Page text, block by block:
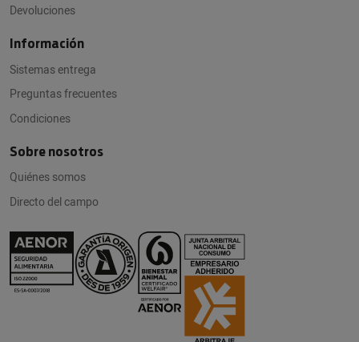
Devoluciones
Información
Sistemas entrega
Preguntas frecuentes
Condiciones
Sobre nosotros
Quiénes somos
Directo del campo